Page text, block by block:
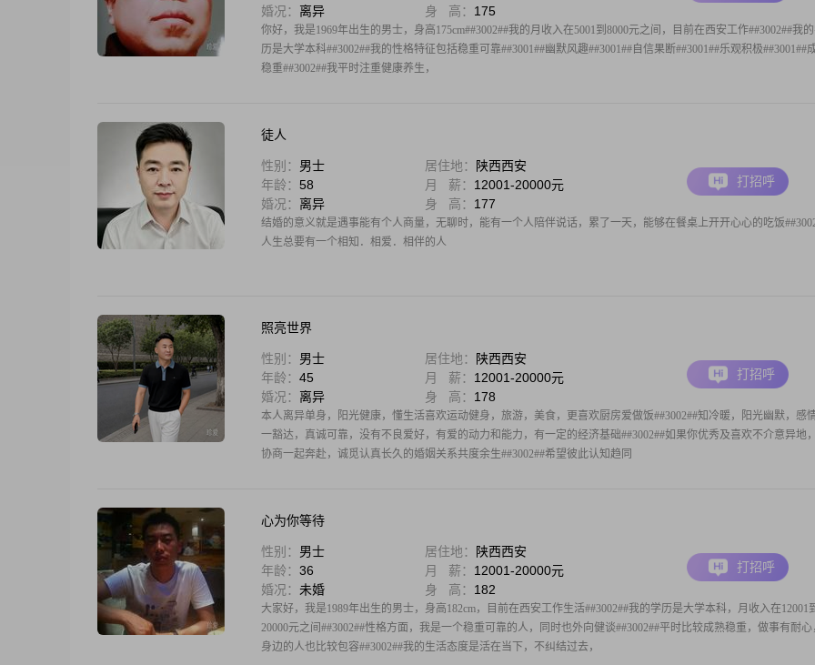
婚况： 离异 身 高： 175
你好，我是1969年出生的男士，身高175cm##3002##我的月收入在5001到8000元之间，目前在西安工作##3002##我
历是大学本科##3002##我的性格特征包括稳重可靠##3001##幽默风趣##3001##自信果断##3001##乐观积极##3001##
稳重##3002##我平时注重健康养生，
徒人
性别： 男士 居住地：
陕西西安
年龄： 58 月 薪： 12001-20000元
婚况： 离异 身 高： 177
结婚的意义就是遇事能有个人商量，无聊时，能有一个人陪伴说话，累了一天，能够在餐桌上开开心心的吃饭
人生总要有一个相知．相爱．相伴的人
打招呼
照亮世界
性别： 男士 居住地：
陕西西安
年龄： 45 月 薪： 12001-20000元
婚况： 离异 身 高： 178
本人离异单身，阳光健康，懂生活喜欢运动健身，旅游，美食，更喜欢厨房爱做饭##3002##知冷暖，阳光幽默，感
一豁达，真诚可靠，没有不良爱好，有爱的动力和能力，有一定的经济基础##3002##如果你优秀及喜欢不介意异地
协商一起奔赴，诚觅认真长久的婚姻关系共度余生##3002##希望彼此认知趋同
打招呼
心为你等待
性别： 男士 居住地：
陕西西安
年龄： 36 月 薪： 12001-20000元
婚况： 未婚 身 高： 182
大家好，我是1989年出生的男士，身高182cm，目前在西安工作生活##3002##我的学历是大学本科，月收入在12001
20000元之间##3002##性格方面，我是一个稳重可靠的人，同时也外向健谈##3002##平时比较成熟稳重，做事有耐心
身边的人也比较包容##3002##我的生活态度是活在当下，不纠结过去，
打招呼